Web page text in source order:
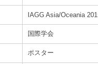
IAGG Asia/Oceania
国際学会
ポスター